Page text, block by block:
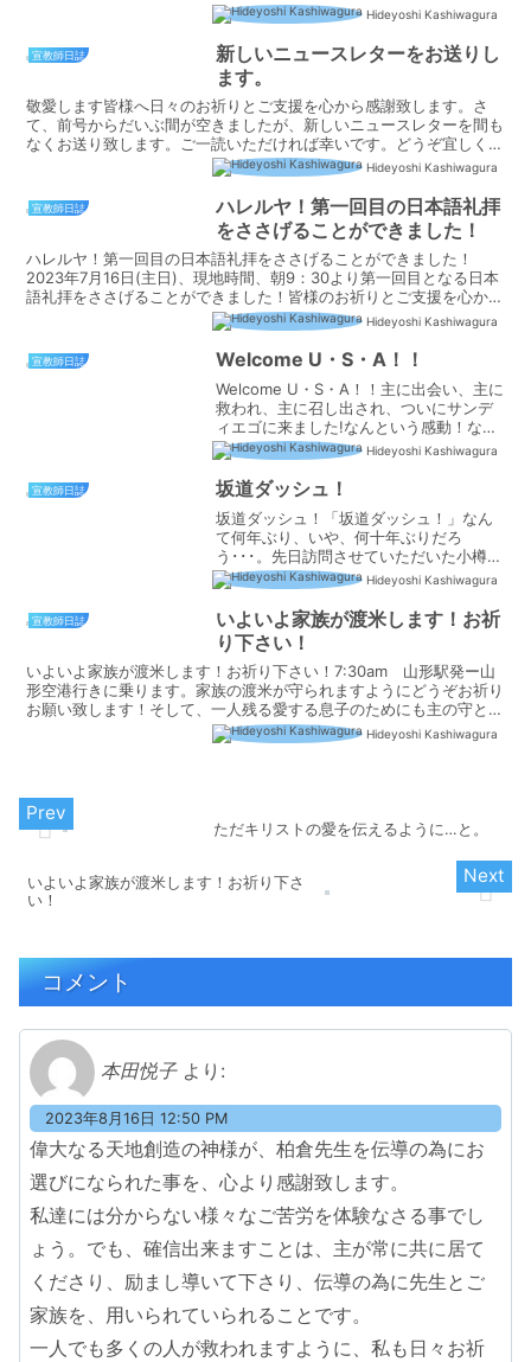
道部は全米屈指の柔道部で、オリンピッ
ク銅メダリストが在籍していたり、また
全日本の女子柔道の方々も合宿に来るな
ど、本格的に活動していま...
Hideyoshi Kashiwagura
宣教師日誌
新しいニュースレターをお送りし
ます。
敬愛します皆様へ日々のお祈りとご支援を心から感謝致します。さ
て、前号からだいぶ間が空きましたが、新しいニュースレターを間も
なくお送り致します。ご一読いただければ幸いです。どうぞ宜しくお
Hideyoshi Kashiwagura
宣教師日誌
ハレルヤ！第一回目の日本語礼拝
をささげることができました！
ハレルヤ！第一回目の日本語礼拝をささげることができました！
2023年7月16日(主日)、現地時間、朝9：30より第一回目となる日本
語礼拝をささげることができました！皆様のお祈りとご支援を心から
感謝致します！ここまで来るには本当に様々な事があ...Hideyoshi Kashiwagura
宣教師日誌 Welcome U・S・A！！
Welcome U・S・A！！主に出会い、主に
救われ、主に召し出され、ついにサンデ
ィエゴに来ました!なんという感動！なん
という期待！ なんという主の憐れみ！！I
met the Lord this place, the Lord
saved...
Hideyoshi Kashiwagura
宣教師日誌 坂道ダッシュ！
坂道ダッシュ！「坂道ダッシュ！」なん
て何年ぶり、いや、何十年ぶりだろ
う･･･。先日訪問させていただいた小樽福
音キリスト教会は坂の中腹(？)に建って
いる教会でした。会堂は洋風のきれいで
素敵な建物で、中からはオーシャンビュ
ーの絶景の会堂でした。...
Hideyoshi Kashiwagura
宣教師日誌
いよいよ家族が渡米します！お祈
り下さい！
いよいよ家族が渡米します！お祈り下さい！7:30am 山形駅発ー山
形空港行きに乗ります。家族の渡米が守られますようにどうぞお祈り
お願い致します！そして、一人残る愛する息子のためにも主の守と祝
福をお祈りお願い致します！さて、米国では、明日の朝...Hideyoshi Kashiwagura
ただキリストの愛を伝えるように…と。
いよいよ家族が渡米します！お祈り下さ
い！
コメント
本田悦子 より:
2023年8月16日 12:50 PM
偉大なる天地創造の神様が、柏倉先生を伝導の為にお
選びになられた事を、心より感謝致します。
私達には分からない様々なご苦労を体験なさる事でし
ょう。でも、確信出来ますことは、主が常に共に居て
くださり、励まし導いて下さり、伝導の為に先生とご
家族を、用いられていられることです。
一人でも多くの人が救われますように、私も日々お祈